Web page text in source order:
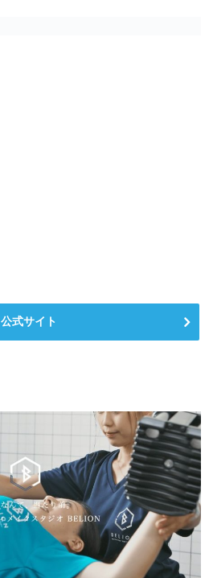
公式サイト